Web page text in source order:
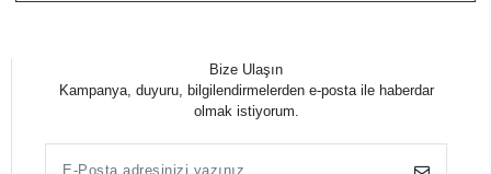
Bize Ulaşın
Kampanya, duyuru, bilgilendirmelerden e-posta ile haberdar
olmak istiyorum.